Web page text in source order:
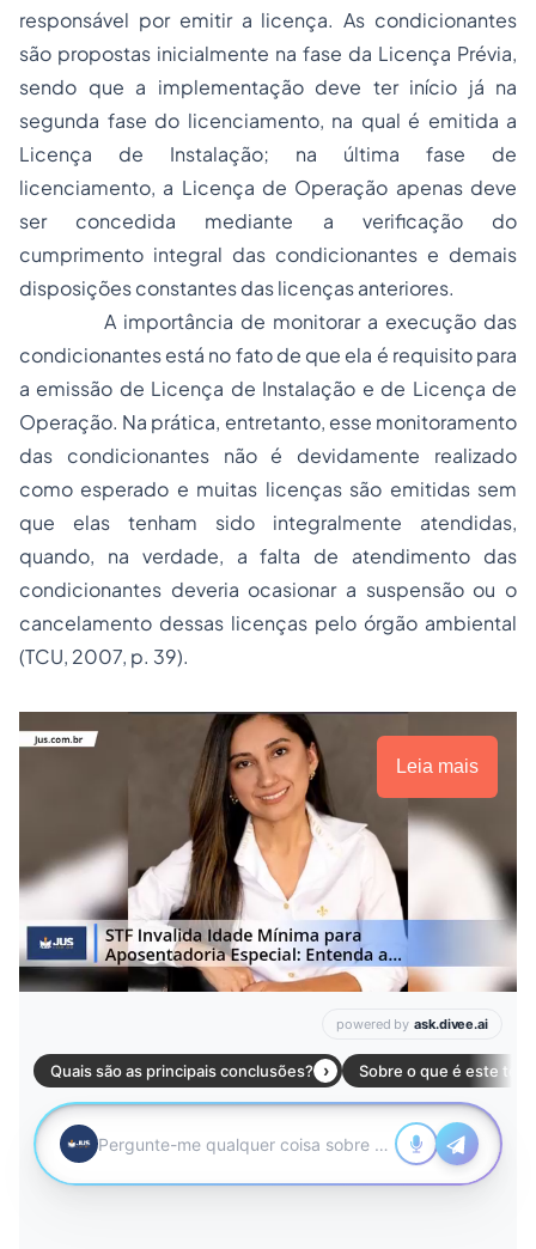
responsável por emitir a licença. As condicionantes
são propostas inicialmente na fase da Licença Prévia,
sendo que a implementação deve ter início já na
segunda fase do licenciamento, na qual é emitida a
Licença de Instalação; na última fase de
licenciamento, a Licença de Operação apenas deve
ser concedida mediante a verificação do
cumprimento integral das condicionantes e demais
disposições constantes das licenças anteriores.
A importância de monitorar a execução das
condicionantes está no fato de que ela é requisito para
a emissão de Licença de Instalação e de Licença de
Operação. Na prática, entretanto, esse monitoramento
das condicionantes não é devidamente realizado
como esperado e muitas licenças são emitidas sem
que elas tenham sido integralmente atendidas,
quando, na verdade, a falta de atendimento das
condicionantes deveria ocasionar a suspensão ou o
cancelamento dessas licenças pelo órgão ambiental
(TCU, 2007, p. 39).
Leia mais